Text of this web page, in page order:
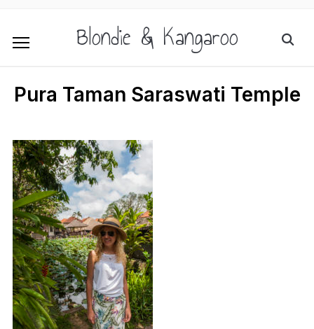
Blondie & Kangaroo
Pura Taman Saraswati Temple